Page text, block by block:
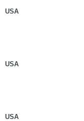
USA
USA
USA